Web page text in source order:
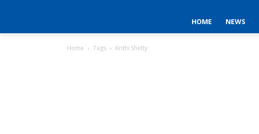
HOME NEWS
Home Tags Krithi Shetty